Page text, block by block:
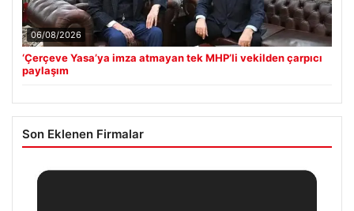
06/08/2026
‘Çerçeve Yasa’ya imza atmayan tek MHP’li vekilden çarpıcı
paylaşım
Son Eklenen Firmalar